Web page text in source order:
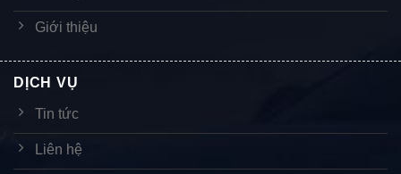
Giới thiệu
DỊCH VỤ
Tin tức
Liên hệ